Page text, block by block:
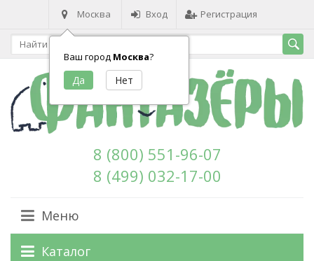
Москва
Ваш город Москва?
Вход Регистрация
8 (800) 551-96-07
8 (499) 032-17-00
Меню
Каталог